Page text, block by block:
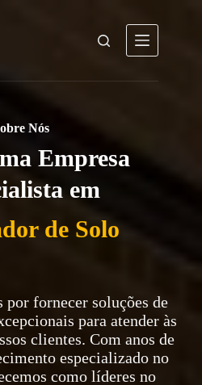
Nós
Empresa
em
de Solo
por fornecer soluções de
para atender às
clientes. Com anos de
especializado no
como líderes no